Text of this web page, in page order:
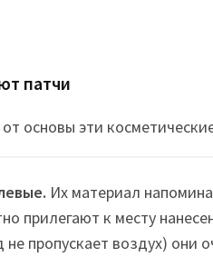
патчи
основы эти
Их материал
прилегают к месту
не пропускает воздух) они